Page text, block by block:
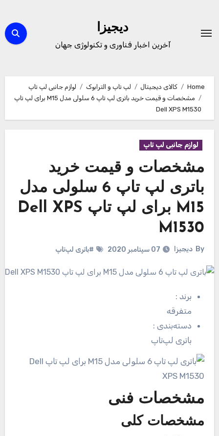
content
دیجیزا
آخرین اخبار فناوری و تکنولوژی جهان
Home کالای دیجیتال لپ تاپ و الترابوک
لوازم جانبی لپ تاپ
مشخصات و قیمت خرید باتری لپ تاپ 6 سلولی مدل M15 برای لپ تاپ
Dell XPS M1530
لوازم جانبی لپ تاپ
مشخصات و قیمت خرید
باتری لپ تاپ 6 سلولی مدل
M15 برای لپ تاپ Dell XPS
M1530
By دیجیزا 07 سپتامبر 2020 #باتری لپ‌تاپ
برند:
متفرقه
دسته‌بندی:
باتری لپ‌تاپ
مشخصات فنی
مشخصات کلی